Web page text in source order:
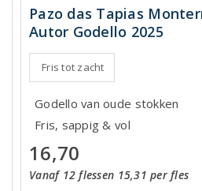
Pazo das Tapias
Autor Godello 2025
Fris tot zacht
Godello van oude stokken
Fris, sappig & vol
16,70
Vanaf 12 flessen 15,31 per fles